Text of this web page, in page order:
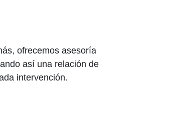
ofrecemos asesoría
así una relación de
intervención.